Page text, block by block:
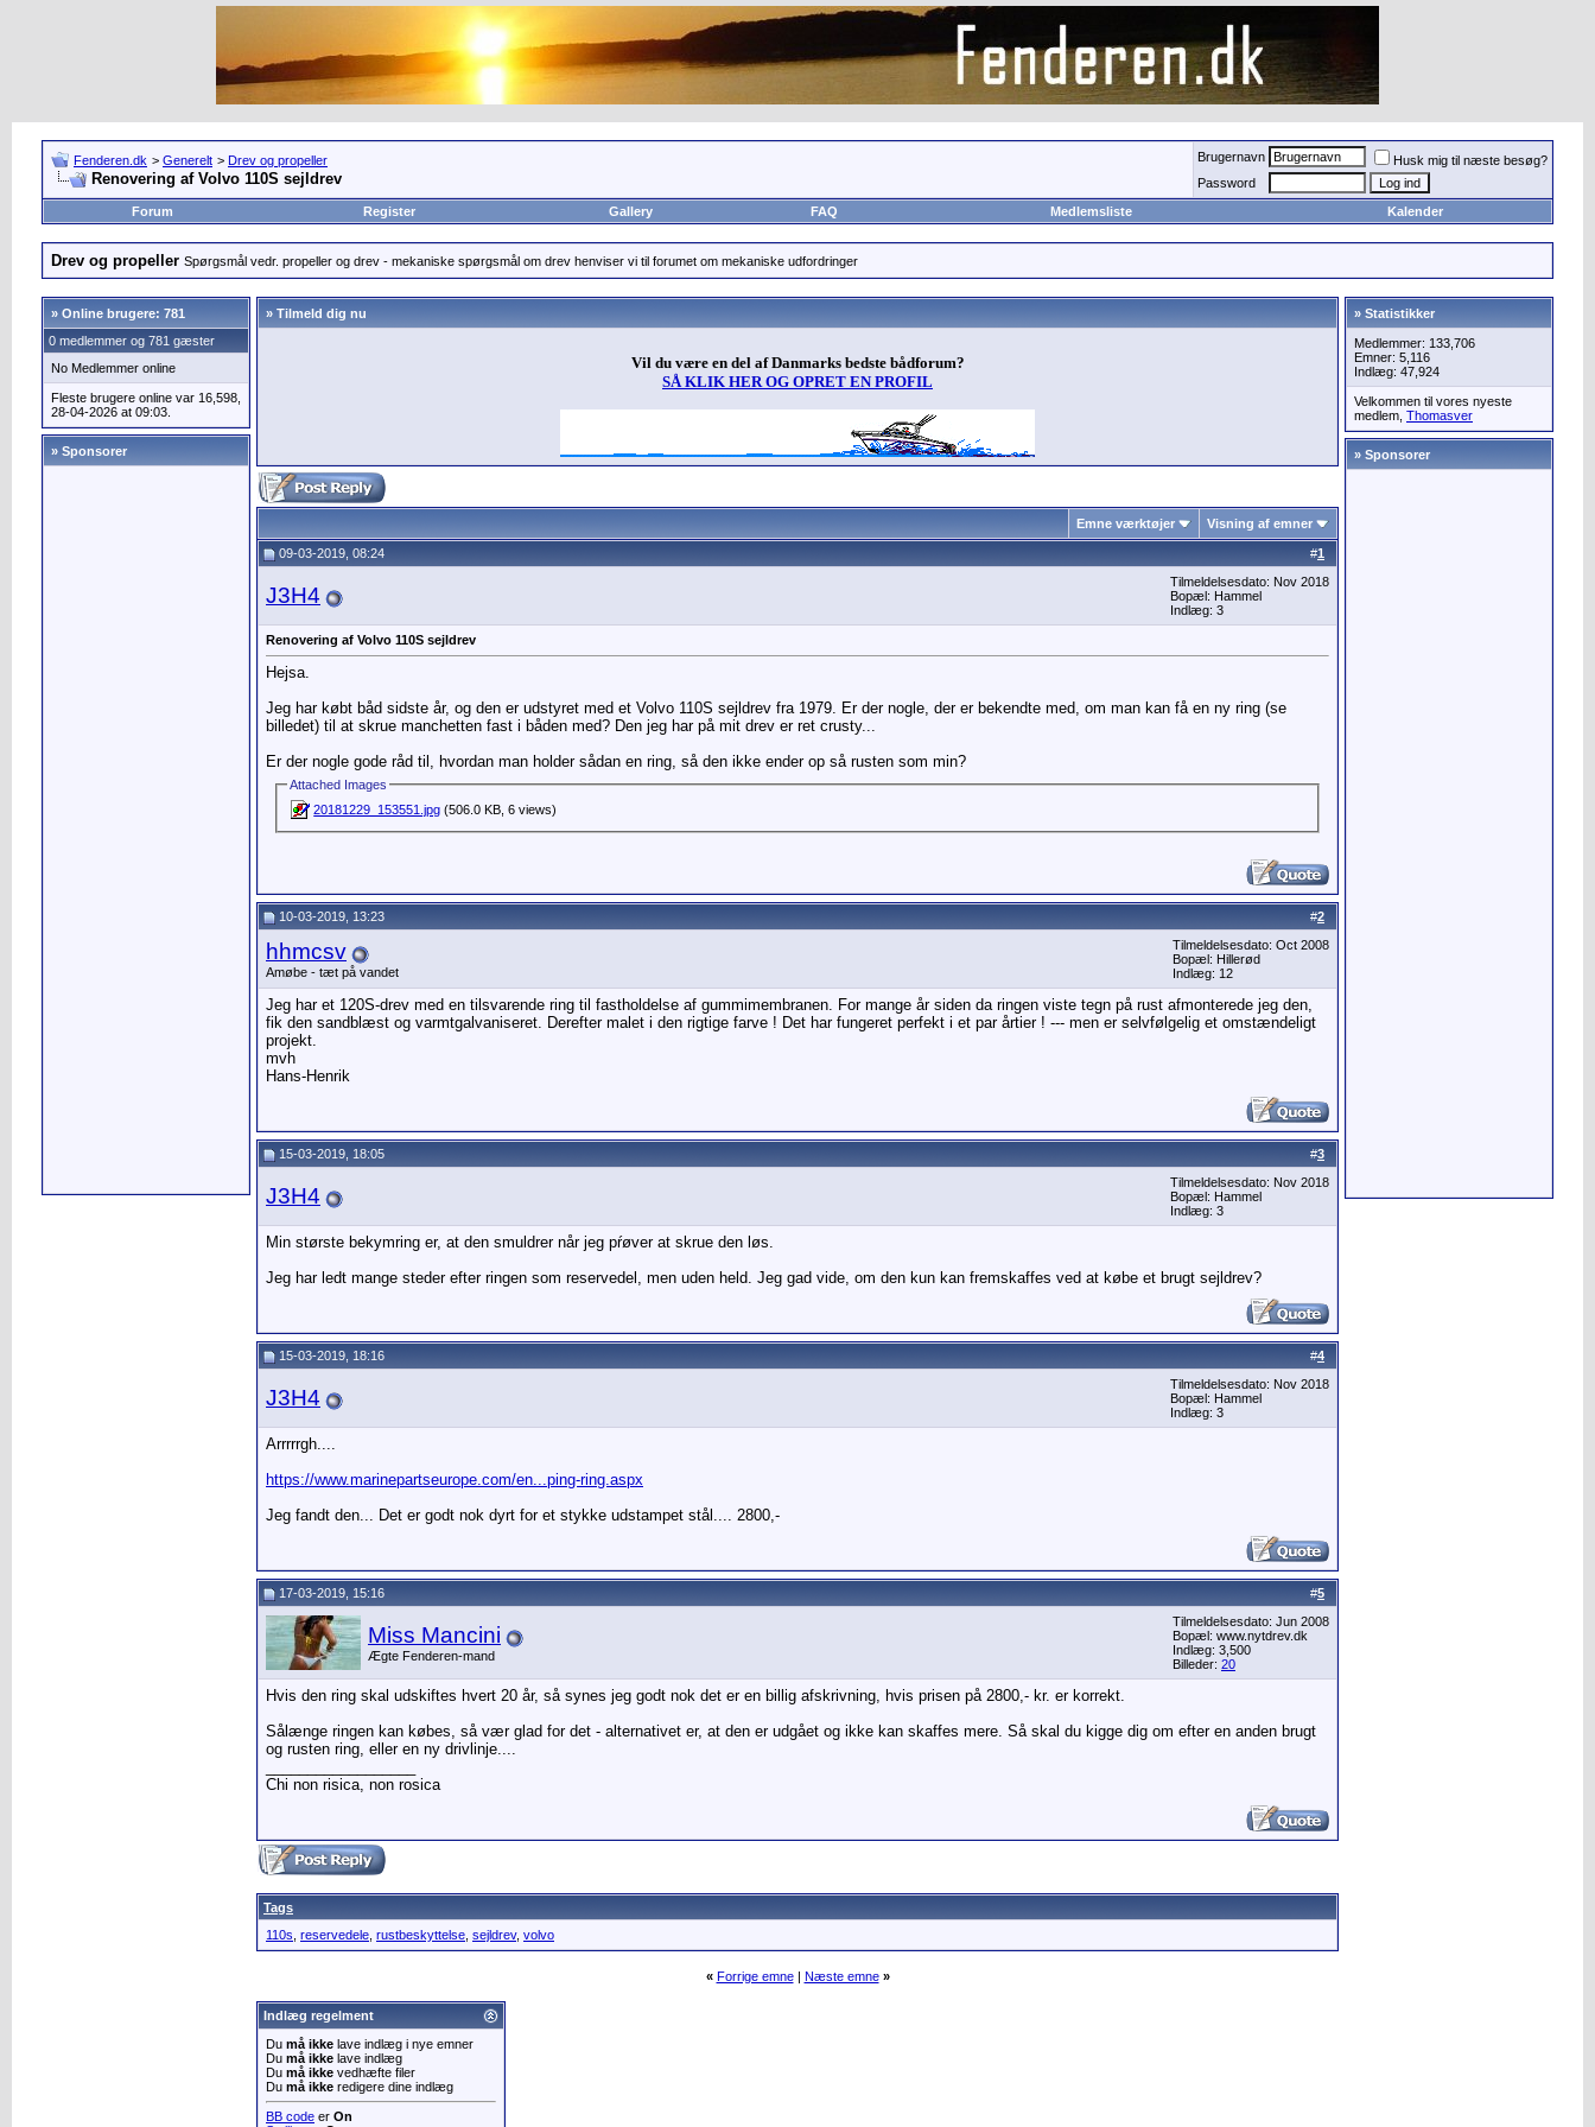
Fenderen.dk > Generelt > Drev og propeller
Renovering af Volvo 110S sejldrev
Brugernavn
Husk mig til næste besøg?
Password
Forum
Register Gallery FAQ Medlemsliste Kalender
Drev og propeller Spørgsmål vedr. propeller og drev - mekaniske spørgsmål om drev henviser vi til forumet om mekaniske udfordringer
» Online brugere: 781
0 medlemmer og 781 gæster
No Medlemmer online
Fleste brugere online var 16,598,
28-04-2026 at 09:03.
» Sponsorer
» Tilmeld dig nu
Vil du være en del af Danmarks bedste bådforum?
SÅ KLIK HER OG OPRET EN PROFIL
Emne værktøjer Visning af emner
#1
09-03-2019, 08:24
J3H4
Tilmeldelsesdato: Nov 2018
Bopæl: Hammel
Indlæg: 3
Renovering af Volvo 110S sejldrev
Hejsa.
Jeg har købt båd sidste år, og den er udstyret med et Volvo 110S sejldrev fra 1979. Er der nogle, der er bekendte med, om man kan få en ny ring (se
billedet) til at skrue manchetten fast i båden med? Den jeg har på mit drev er ret crusty...
Er der nogle gode råd til, hvordan man holder sådan en ring, så den ikke ender op så rusten som min?
Attached Images
20181229_153551.jpg (506.0 KB, 6 views)
#2
10-03-2019, 13:23
hhmcsv
Amøbe - tæt på vandet
Tilmeldelsesdato: Oct 2008
Bopæl: Hillerød
Indlæg: 12
Jeg har et 120S-drev med en tilsvarende ring til fastholdelse af gummimembranen. For mange år siden da ringen viste tegn på rust afmonterede jeg den,
fik den sandblæst og varmtgalvaniseret. Derefter malet i den rigtige farve ! Det har fungeret perfekt i et par årtier ! --- men er selvfølgelig et omstændeligt
projekt.
mvh
Hans-Henrik
#3
15-03-2019, 18:05
J3H4
Tilmeldelsesdato: Nov 2018
Bopæl: Hammel
Indlæg: 3
Min største bekymring er, at den smuldrer når jeg pŕøver at skrue den løs.
Jeg har ledt mange steder efter ringen som reservedel, men uden held. Jeg gad vide, om den kun kan fremskaffes ved at købe et brugt sejldrev?
#4
15-03-2019, 18:16
J3H4
Tilmeldelsesdato: Nov 2018
Bopæl: Hammel
Indlæg: 3
Arrrrrgh....
https://www.marinepartseurope.com/en...ping-ring.aspx
Jeg fandt den... Det er godt nok dyrt for et stykke udstampet stål.... 2800,-
#5
17-03-2019, 15:16
Miss Mancini
Ægte Fenderen-mand
Tilmeldelsesdato: Jun 2008
Bopæl: www.nytdrev.dk
Indlæg: 3,500
Billeder: 20
Hvis den ring skal udskiftes hvert 20 år, så synes jeg godt nok det er en billig afskrivning, hvis prisen på 2800,- kr. er korrekt.
Sålænge ringen kan købes, så vær glad for det - alternativet er, at den er udgået og ikke kan skaffes mere. Så skal du kigge dig om efter en anden brugt
og rusten ring, eller en ny drivlinje....
Chi non risica, non rosica
Tags
110s reservedele rustbeskyttelse sejldrev, volvo
« Forrige emne| Næste emne »
Indlæg regelment
Du må ikke lave indlæg i nye emner
Du må ikke lave indlæg
Du må ikke vedhæfte filer
Du må ikke redigere dine indlæg
BB code er On
» Statistikker
Medlemmer: 133,706
Emner: 5,116
Indlæg: 47,924
Velkommen til vores nyeste
medlem, Thomasver
» Sponsorer